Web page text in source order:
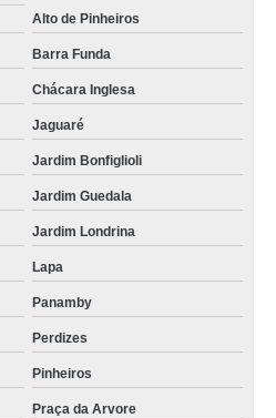
Alto de Pinheiros
Barra Funda
Chácara Inglesa
Jaguaré
Jardim Bonfiglioli
Jardim Guedala
Jardim Londrina
Lapa
Panamby
Perdizes
Pinheiros
Praça da Arvore